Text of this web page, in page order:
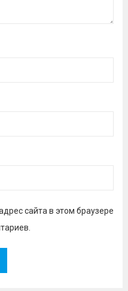
сайта в этом браузере